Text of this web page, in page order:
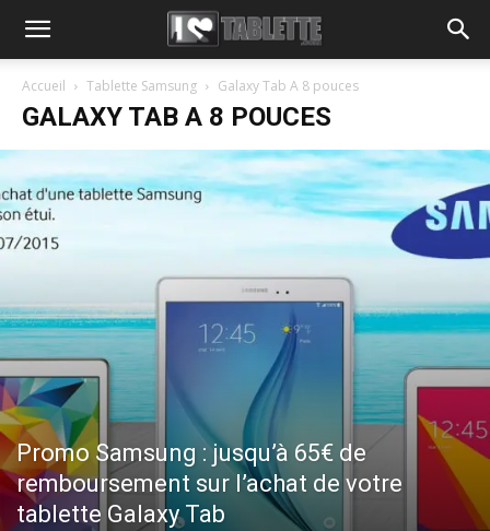
Accueil Tablette Samsung Galaxy Tab A 8 pouces
GALAXY TAB A 8 POUCES
Promo Samsung : jusqu’à 65€ de
remboursement sur l’achat de votre
tablette Galaxy Tab